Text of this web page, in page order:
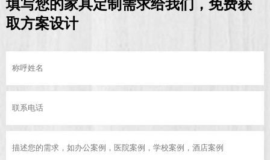
填写您的家具定制需求给我们，免费获
取方案设计